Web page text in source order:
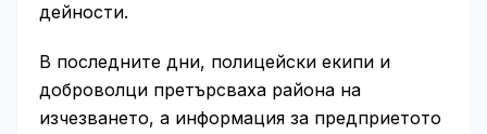
дейности.
В последните дни, полицейски екипи и
доброволци претърсваха района на
изчезването, а информация за предприетото